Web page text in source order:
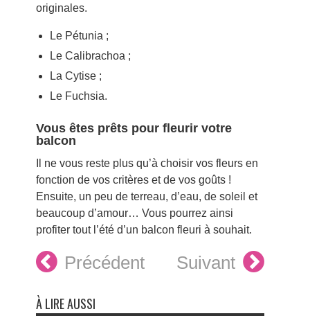
originales.
Le Pétunia ;
Le Calibrachoa ;
La Cytise ;
Le Fuchsia.
Vous êtes prêts pour fleurir votre
balcon
Il ne vous reste plus qu’à choisir vos fleurs en
fonction de vos critères et de vos goûts !
Ensuite, un peu de terreau, d’eau, de soleil et
beaucoup d’amour… Vous pourrez ainsi
profiter tout l’été d’un balcon fleuri à souhait.
Précédent Suivant
À LIRE AUSSI